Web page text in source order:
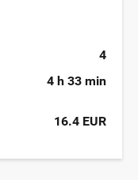
4
4 h 33 min
16.4 EUR